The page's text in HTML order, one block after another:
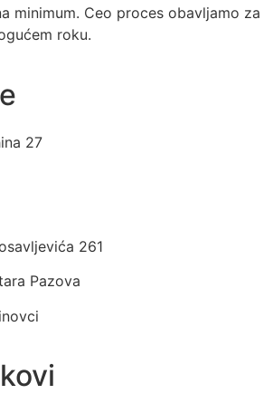
minimum. Ceo proces obavljamo za
roku.
27
261
Pazova